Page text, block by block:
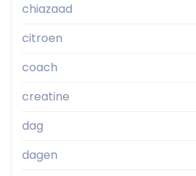
chiazaad
citroen
coach
creatine
dag
dagen